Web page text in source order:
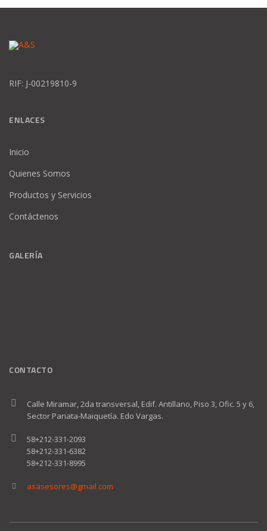
RIF: J-00219810-9
ENLACES
Inicio
Quienes Somos
Productos y Servicios
Contáctenos
GALERÍA
CONTACTO
Calle Miramar, 2da transversal, Edif. Antillano, Piso 3, Ofic. 5 y 6,
Sector Pariata-Maiquetía. Edo Vargas.
58+212-331-2093
58+212-331-6382
58+212-331-8995
asasesores@gmail.com